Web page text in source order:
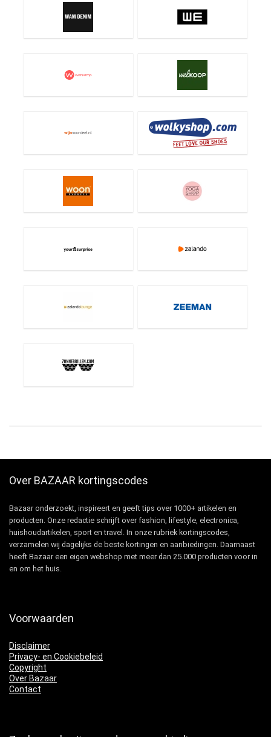
Over BAZAAR kortingscodes
Bazaar onderzoekt, inspireert en geeft tips over 1000+ artikelen en
producten. Onze redactie schrijft over fashion, lifestyle, electronica,
huishoudartikelen, sport en travel. In onze rubriek kortingscodes,
verzamelen wij dagelijks de beste kortingen en aanbiedingen. Daarnaast
heeft Bazaar een eigen webshop met meer dan 25.000 producten voor in
en om het huis.
Voorwaarden
Disclaimer
Privacy- en Cookiebeleid
Copyright
Over Bazaar
Contact